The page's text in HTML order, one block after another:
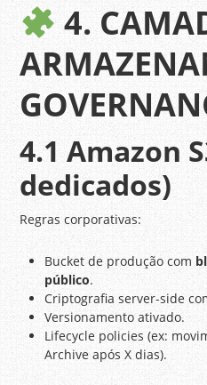
4.
4.1 Amazon
dedicados)
Regras corporativas:
Bucket de produção com
público.
Criptografia server-side
Versionamento ativado.
Lifecycle policies (ex:
Archive após X dias).